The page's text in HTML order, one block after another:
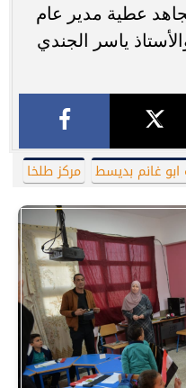
مجاهد عطية مدير عام
والأستاذ ياسر الجندي
غانم بديسط مركز طلخا